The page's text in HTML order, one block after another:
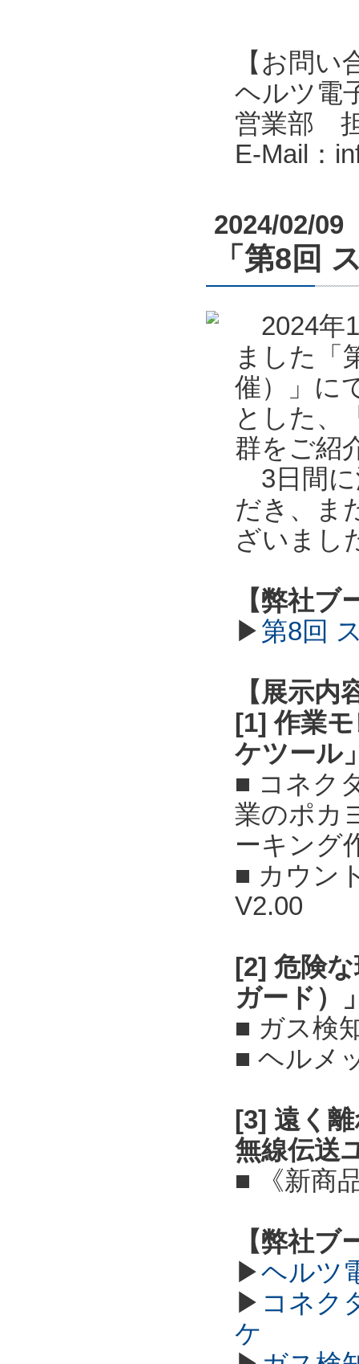
【お問い
ヘルツ電
営業部
E-Mail：
2024/02/09
「第8回
2024年1
ました「
催）」に
とした、
群をご紹
3日間に
だき、ま
ざいまし
【弊社
▶第8回
【展示内
[1] 作業
ケツール
■ コネク
業のポカ
ーキング
■ カウン
V2.00
[2] 危険
ガード）
■ ガス検
■ ヘルメ
[3] 遠く
無線伝送
■ 《新商
【弊社
▶ヘルツ
▶ コネク
ケ